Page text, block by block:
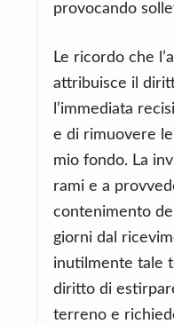
provocando
Le ricordo che
attribuisce il
l’immediata
e di rimuovere
mio fondo. La
rami e a
contenimento
giorni dal
inutilmente tale
diritto di
terreno e